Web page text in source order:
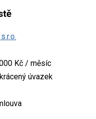
Kč / měsíc
úvazek